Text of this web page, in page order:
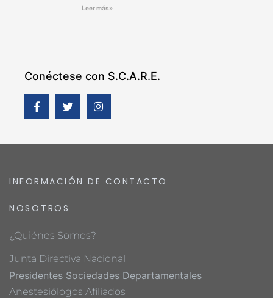
Leer más»
Conéctese con S.C.A.R.E.
INFORMACIÓN DE CONTACTO
NOSOTROS
¿Quiénes Somos?
Junta Directiva Nacional
Presidentes Sociedades Departamentales
Anestesiólogos Afiliados